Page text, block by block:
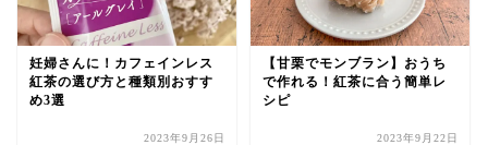
妊婦さんに！カフェインレス
紅茶の選び方と種類別おすす
め3選
2023年9月26日
【甘栗でモンブラン】おうち
で作れる！紅茶に合う簡単レ
シピ
2023年9月22日